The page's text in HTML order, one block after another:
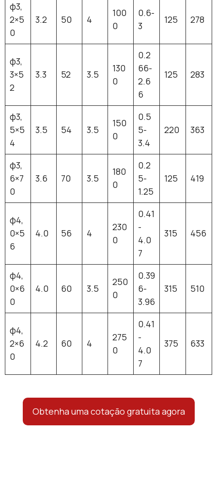
φ3,
2×5
0
3.2 50 4
100
0
0.6-
3
125 278
φ3,
3×5
2
3.3 52 3.5
130
0
0.2
66-
2.6
6
125 283
φ3,
5×5
4
3.5 54 3.5
150
0
0.5
5-
3.4
220 363
φ3,
6×7
0
3.6 70 3.5
180
0
0.2
5-
1.25
125 419
φ4,
0×5
6
4.0 56 4
230
0
0.41
-
4.0
7
315 456
φ4,
0×6
0
4.0 60 3.5
250
0
0.39
6-
3.96
315 510
φ4,
2×6
0
4.2 60 4
275
0
0.41
-
4.0
7
375 633
Obtenha uma cotação gratuita agora